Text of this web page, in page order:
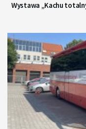
Wystawa „Kachu